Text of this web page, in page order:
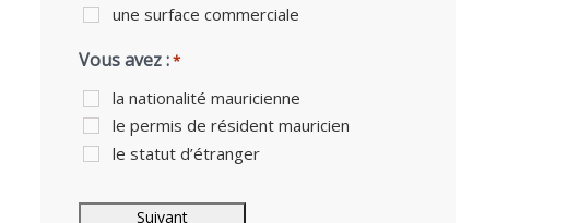
une surface commerciale
Vous avez :*
la nationalité mauricienne
le permis de résident mauricien
le statut d’étranger